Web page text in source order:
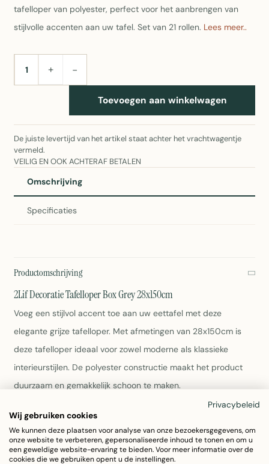
tafelloper van polyester, perfect voor het aanbrengen van
stijlvolle accenten aan uw tafel. Set van 21 rollen. Lees meer..
AANTAL+ −
Toevoegen aan winkelwagen
De juiste levertijd van het artikel staat achter het vrachtwagentje
vermeld.
VEILIG EN OOK ACHTERAF BETALEN
Omschrijving
Specificaties
Productomschrijving
2Lif Decoratie Tafelloper Box Grey 28x150cm
Voeg een stijlvol accent toe aan uw eettafel met deze
elegante grijze tafelloper. Met afmetingen van 28x150cm is
deze tafelloper ideaal voor zowel moderne als klassieke
interieurstijlen. De polyester constructie maakt het product
duurzaam en gemakkelijk schoon te maken.
Afmetingen: 28x150cm
Kleur: Grijs
Materiaal: Polyester
Set van 21 rollen
Privacybeleid
Wij gebruiken cookies
We kunnen deze plaatsen voor analyse van onze bezoekersgegevens, om
onze website te verbeteren, gepersonaliseerde inhoud te tonen en om u
een geweldige website-ervaring te bieden. Voor meer informatie over de
cookies die we gebruiken opent u de instellingen.